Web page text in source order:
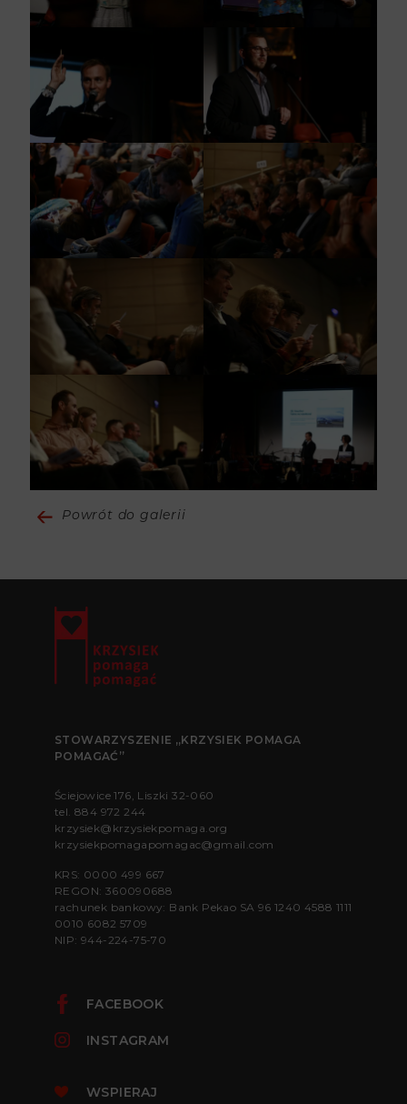
Powrót do galerii
STOWARZYSZENIE „KRZYSIEK POMAGA
POMAGAĆ”
Ściejowice 176, Liszki 32-060
tel. 884 972 244
krzysiek@krzysiekpomaga.org
krzysiekpomagapomagac@gmail.com
KRS: 0000 499 667
REGON: 360090688
rachunek bankowy: Bank Pekao SA 96 1240 4588 1111
0010 6082 5709
NIP: 944-224-75-70
FACEBOOK
INSTAGRAM
WSPIERAJ